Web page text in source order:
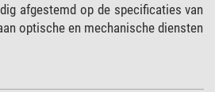
afgestemd op de specificaties van
optische en mechanische diensten